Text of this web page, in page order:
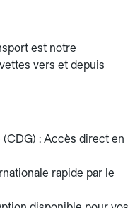
est notre
vers et depuis
: Accès direct en
rapide par le